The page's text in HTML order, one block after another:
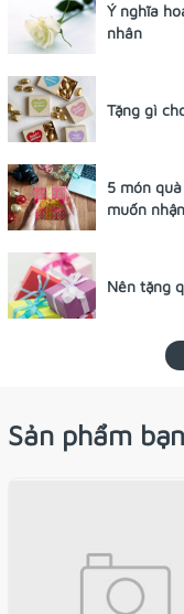
Ý nghĩa
nhân
Tặng gì
5 món
muốn nhận
Nên tặng
Sản phẩm